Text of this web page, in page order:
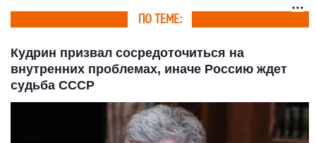
ПО ТЕМЕ:
Кудрин призвал сосредоточиться на
внутренних проблемах, иначе Россию ждет
судьба СССР